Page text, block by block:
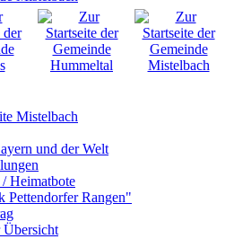
Mistelbach
und der Welt
Heimatbote
Pettendorfer Rangen"
Übersicht